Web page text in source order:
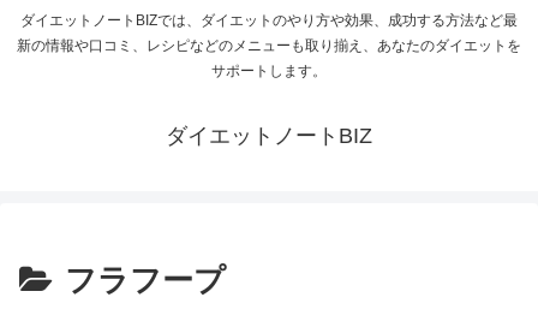
ダイエットノートBIZでは、ダイエットのやり方や効果、成功する方法など最
新の情報や口コミ、レシピなどのメニューも取り揃え、あなたのダイエットを
サポートします。
ダイエットノートBIZ
フラフープ